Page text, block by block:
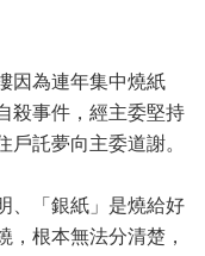
因為連年集中燒紙
殺事件，經主委堅持
託夢向主委道謝。
、「銀紙」是燒給好
，根本無法分清楚，